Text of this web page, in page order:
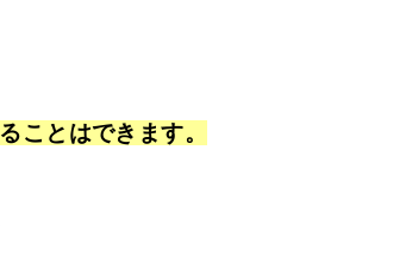
ことはできます。